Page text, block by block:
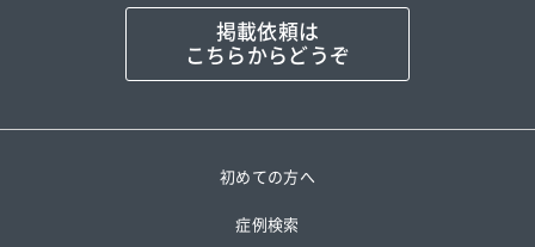
掲載依頼は
こちらからどうぞ
初めての方へ
症例検索